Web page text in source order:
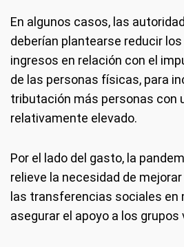
En algunos casos, las
deberían plantearse reducir
ingresos en relación con el
de las personas físicas, para
tributación más personas con
relativamente elevado.
Por el lado del gasto, la
relieve la necesidad de
las transferencias sociales en
asegurar el apoyo a los grupos